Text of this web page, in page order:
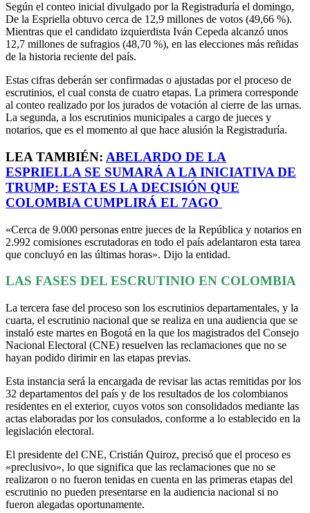
Según el conteo inicial divulgado por la Registraduría el domingo,
De la Espriella obtuvo cerca de 12,9 millones de votos (49,66 %).
Mientras que el candidato izquierdista Iván Cepeda alcanzó unos
12,7 millones de sufragios (48,70 %), en las elecciones más reñidas
de la historia reciente del país.
Estas cifras deberán ser confirmadas o ajustadas por el proceso de
escrutinios, el cual consta de cuatro etapas. La primera corresponde
al conteo realizado por los jurados de votación al cierre de las urnas.
La segunda, a los escrutinios municipales a cargo de jueces y
notarios, que es el momento al que hace alusión la Registraduría.
LEA TAMBIÉN: ABELARDO DE LA
ESPRIELLA SE SUMARÁ A LA INICIATIVA DE
TRUMP: ESTA ES LA DECISIÓN QUE
COLOMBIA CUMPLIRÁ EL 7AGO
«Cerca de 9.000 personas entre jueces de la República y notarios en
2.992 comisiones escrutadoras en todo el país adelantaron esta tarea
que concluyó en las últimas horas». Dijo la entidad.
LAS FASES DEL ESCRUTINIO EN COLOMBIA
La tercera fase del proceso son los escrutinios departamentales, y la
cuarta, el escrutinio nacional que se realiza en una audiencia que se
instaló este martes en Bogotá en la que los magistrados del Consejo
Nacional Electoral (CNE) resuelven las reclamaciones que no se
hayan podido dirimir en las etapas previas.
Esta instancia será la encargada de revisar las actas remitidas por los
32 departamentos del país y de los resultados de los colombianos
residentes en el exterior, cuyos votos son consolidados mediante las
actas elaboradas por los consulados, conforme a lo establecido en la
legislación electoral.
El presidente del CNE, Cristián Quiroz, precisó que el proceso es
«preclusivo», lo que significa que las reclamaciones que no se
realizaron o no fueron tenidas en cuenta en las primeras etapas del
escrutinio no pueden presentarse en la audiencia nacional si no
fueron alegadas oportunamente.